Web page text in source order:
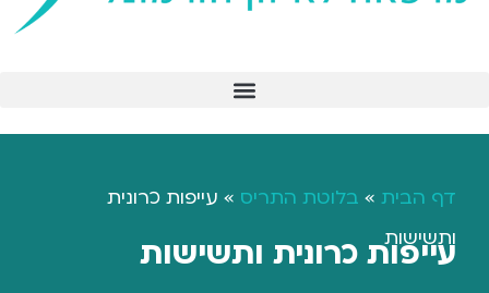
דף הבית » בלוטת התריס » עייפות כרונית
ותשישות
עייפות כרונית ותשישות